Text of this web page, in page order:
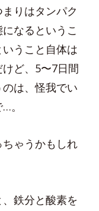
りはタンパク
なるというこ
うこと自体は
ど、5〜7日間
は、怪我でい
。
ゃうかもしれ
鉄分と酸素を